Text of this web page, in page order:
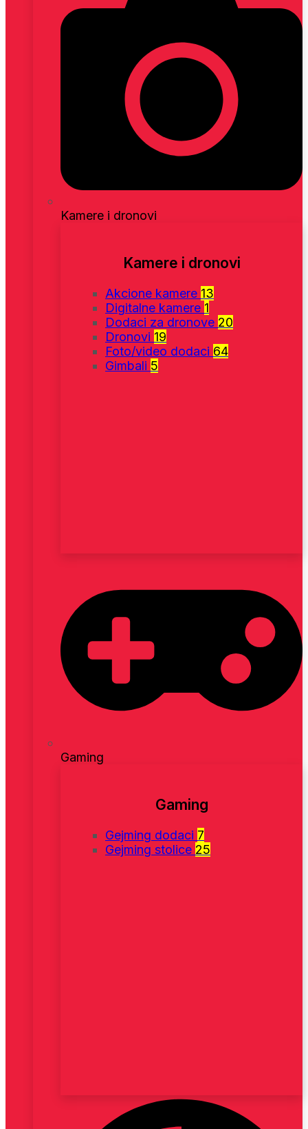
Kamere i dronovi
Kamere i dronovi
Akcione kamere 13
Digitalne kamere 1
Dodaci za dronove 20
Dronovi 19
Foto/video dodaci 64
Gimbali 5
Gaming
Gaming
Gejming dodaci 7
Gejming stolice 25